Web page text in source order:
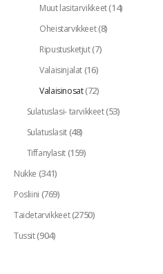
Muut lasitarvikkeet(14)
Oheistarvikkeet(8)
Ripustusketjut(7)
Valaisinjalat(16)
Valaisinosat(72)
Sulatuslasi- tarvikkeet(53)
Sulatuslasit(48)
Tiffanylasit(159)
Nukke (341)
Posliini (769)
Taidetarvikkeet(2750)
Tussit(904)